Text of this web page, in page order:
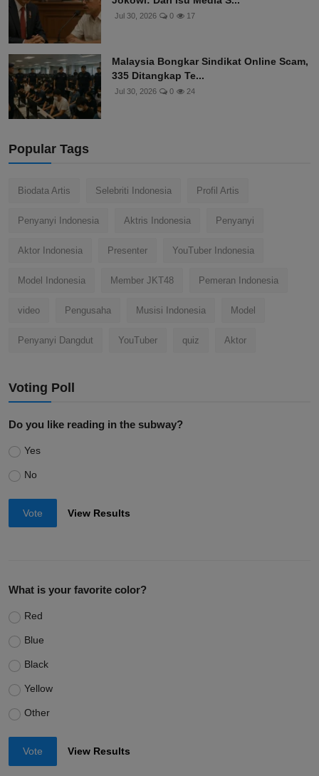
Jul 30, 2026 0 17
Malaysia Bongkar Sindikat Online Scam,
335 Ditangkap Te...
Jul 30, 2026 0 24
Popular Tags
Biodata Artis Selebriti Indonesia Profil Artis
Penyanyi Indonesia Aktris Indonesia Penyanyi
Aktor Indonesia Presenter YouTuber Indonesia
Model Indonesia Member JKT48 Pemeran Indonesia
video Pengusaha Musisi Indonesia Model
Penyanyi Dangdut YouTuber quiz Aktor
Voting Poll
Do you like reading in the subway?
Yes
No
Vote View Results
What is your favorite color?
Red
Blue
Black
Yellow
Other
Vote View Results